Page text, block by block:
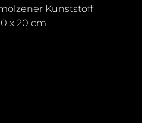
Kunststoff
x 20 cm